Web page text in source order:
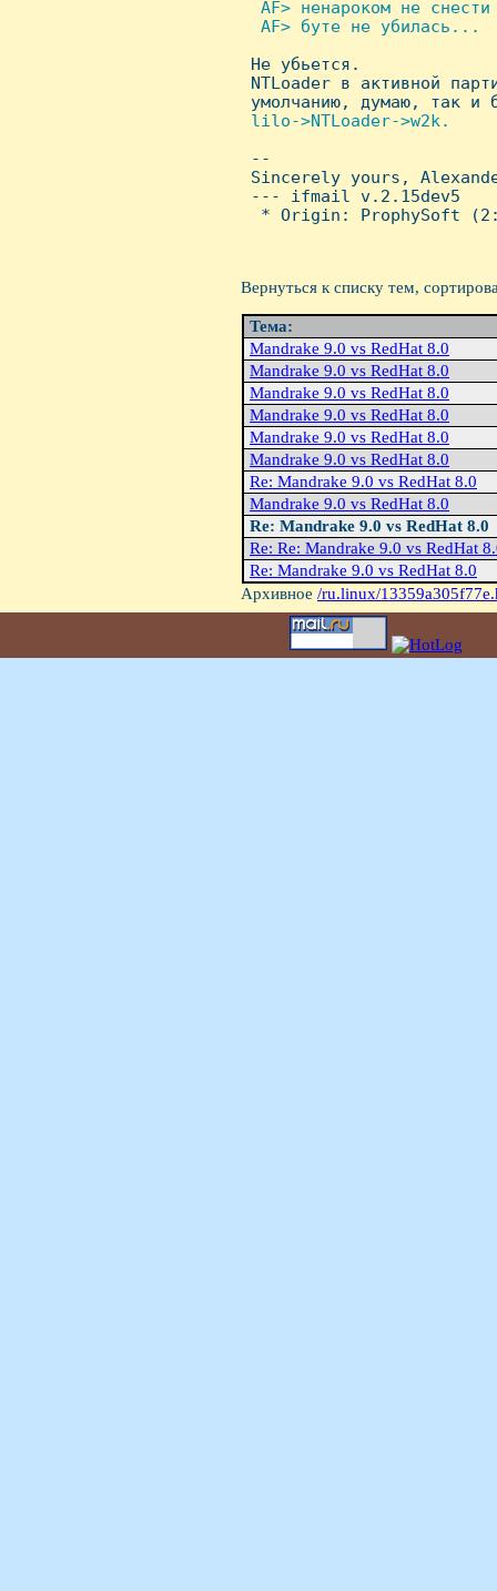
AF> ненаpоком не
  AF> буте не убилась...
Hе убьется.
NTLoader в активной
умолчанию, думаю, так и
lilo->NTLoader->w2k.
--
Sincerely yours,
--- ifmail v.2.15dev5
* Origin: ProphySoft
Вернуться к списку тем,
Тема:
Mandrake 9.0 vs RedHat 8.0
Mandrake 9.0 vs RedHat 8.0
Mandrake 9.0 vs RedHat 8.0
Mandrake 9.0 vs RedHat 8.0
Mandrake 9.0 vs RedHat 8.0
Mandrake 9.0 vs RedHat 8.0
Re: Mandrake 9.0 vs RedHat 8.0
Mandrake 9.0 vs RedHat 8.0
Re: Mandrake 9.0 vs RedHat 8.0
Re: Re: Mandrake 9.0 vs RedHat
Re: Mandrake 9.0 vs RedHat 8.0
Архивное /ru.linux/